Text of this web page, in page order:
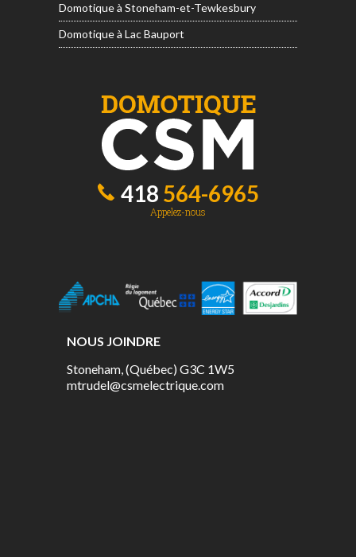
Domotique à Stoneham-et-Tewkesbury
Domotique à Lac Bauport
418 564-6965
Appelez-nous
NOUS JOINDRE
Stoneham, (Québec) G3C 1W5
mtrudel@csmelectrique.com